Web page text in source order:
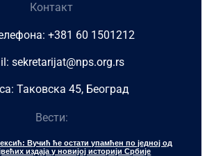
Контакт
+381 60 1501212
sekretarijat@nps.org.rs
Таковска 45, Београд
Вести:
Вучић ће остати упамћен по једној од
издаја у новијој историји Србије